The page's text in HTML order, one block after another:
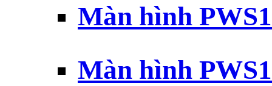
Màn hình
Màn hình